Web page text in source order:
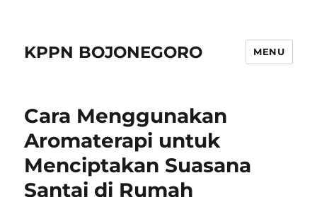
KPPN BOJONEGORO MENU
Cara Menggunakan
Aromaterapi untuk
Menciptakan Suasana
Santai di Rumah